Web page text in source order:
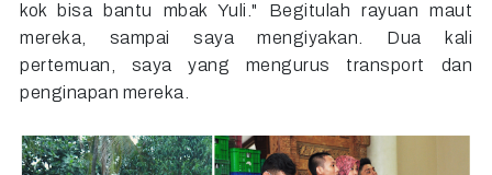
kok bisa bantu mbak Yuli." Begitulah rayuan maut
mereka, sampai saya mengiyakan. Dua kali
pertemuan, saya yang mengurus transport dan
penginapan mereka.